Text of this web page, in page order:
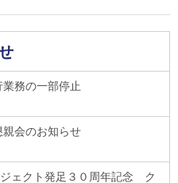
務の一部停止
会のお知らせ
ェクト発足３０周年記念 ク